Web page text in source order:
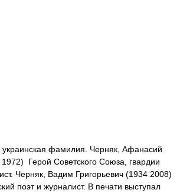
фамилия. Черняк, Афанасий
1972) Герой Советского Союза, гвардии
Черняк, Вадим Григорьевич (1934 2008)
поэт и журналист. В печати выступал